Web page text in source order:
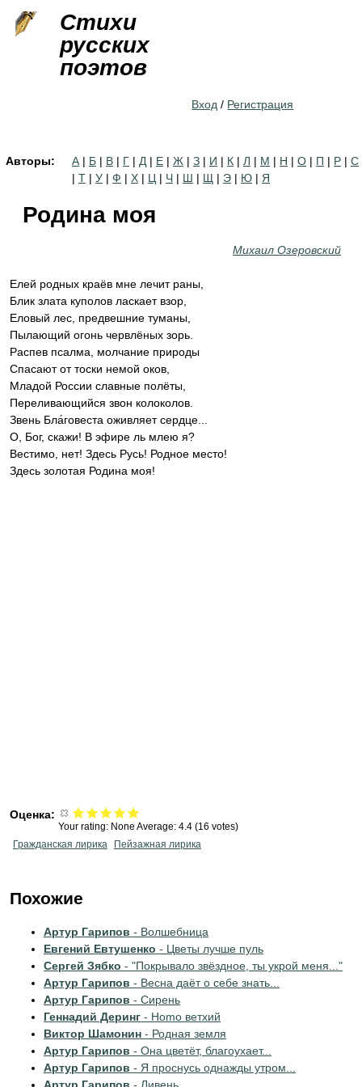
Стихи
русских
поэтов
Вход / Регистрация
Авторы: А | Б | В | Г | Д | Е | Ж | З | И | К | Л | М | Н | О | П | Р | С
| Т | У | Ф | Х | Ц | Ч | Ш | Щ | Э | Ю | Я
Родина моя
Михаил Озеровский
Елей родных краёв мне лечит раны,
Блик злата куполов ласкает взор,
Еловый лес, предвешние туманы,
Пылающий огонь червлёных зорь.
Распев псалма, молчание природы
Спасают от тоски немой оков,
Младой России славные полёты,
Переливающийся звон колоколов.
Звень Бла́говеста оживляет сердце...
О, Бог, скажи! В эфире ль млею я?
Вестимо, нет! Здесь Русь! Родное место!
Здесь золотая Родина моя!
Оценка:
Your rating: None Average: 4.4 (16 votes)
Гражданская лирика
Пейзажная лирика
Похожие
Артур Гарипов - Волшебница
Евгений Евтушенко - Цветы лучше пуль
Сергей Зябко - "Покрывало звёздное, ты укрой меня..."
Артур Гарипов - Весна даёт о себе знать...
Артур Гарипов - Сирень
Геннадий Деринг - Homo ветхий
Виктор Шамонин - Родная земля
Артур Гарипов - Она цветёт, благоухает...
Артур Гарипов - Я проснусь однажды утром...